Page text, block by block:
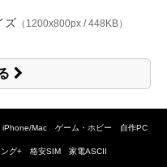
ズ （1200x800px / 448KB）
iPhone/Mac ゲーム・ホビー 自作PC
グ+ 格安SIM 家電ASCII